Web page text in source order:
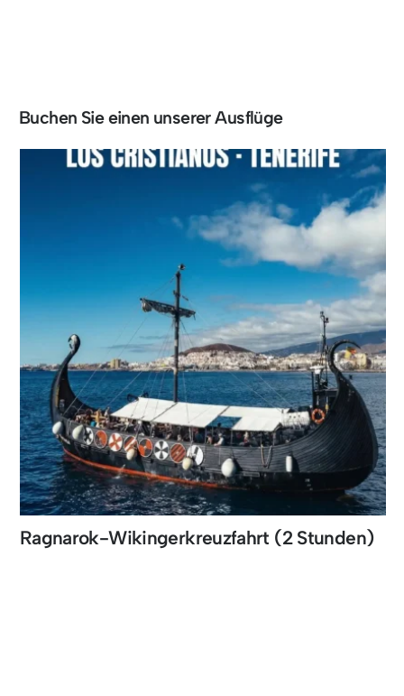
Buchen Sie einen unserer Ausflüge
Ragnarok-Wikingerkreuzfahrt (2 Stunden)